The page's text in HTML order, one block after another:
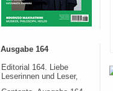
Ausgabe 164
Editorial 164. Liebe
Leserinnen und Leser,